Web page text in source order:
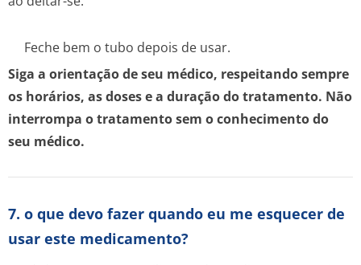
Feche bem o tubo depois de usar.
Siga a orientação de seu médico, respeitando sempre
os horários, as doses e a duração do tratamento. Não
interrompa o tratamento sem o conhecimento do
seu médico.
7. o que devo fazer quando eu me esquecer de
usar este medicamento?